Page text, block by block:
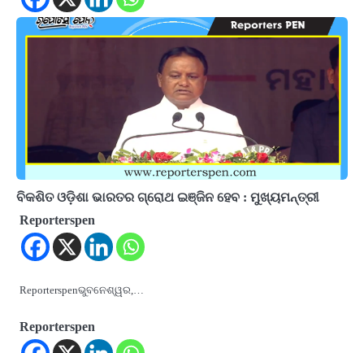
ବିକଶିତ ଓଡ଼ିଶା ଭାରତର ଗ୍ରୋଥ ଇଞ୍ଜିନ ହେବ : ମୁଖ୍ୟମନ୍ତ୍ରୀ
Reporterspen
Reporterspenଭୁବନେଶ୍ୱର,…
Reporterspen